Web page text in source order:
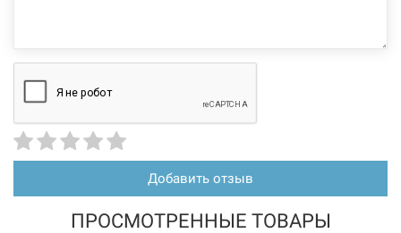
Добавить отзыв
ПРОСМОТРЕННЫЕ ТОВАРЫ